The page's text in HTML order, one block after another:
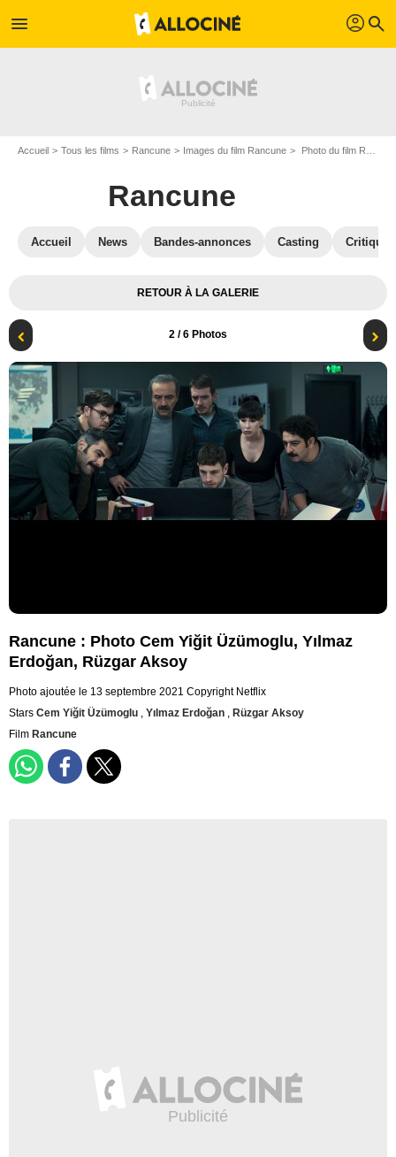
menu profil search
Accueil Tous les films Rancune Images du film Rancune Photo du film Rancune - Photo 2
Rancune
Accueil News Bandes-annonces Casting
RETOUR À LA GALERIE
2 / 6 Photos
Rancune : Photo Cem Yiğit Üzümoglu, Yılmaz
Erdoğan, Rüzgar Aksoy
Photo ajoutée le 13 septembre 2021 Copyright Netflix
Stars Cem Yiğit Üzümoglu , Yılmaz Erdoğan , Rüzgar Aksoy
Film Rancune